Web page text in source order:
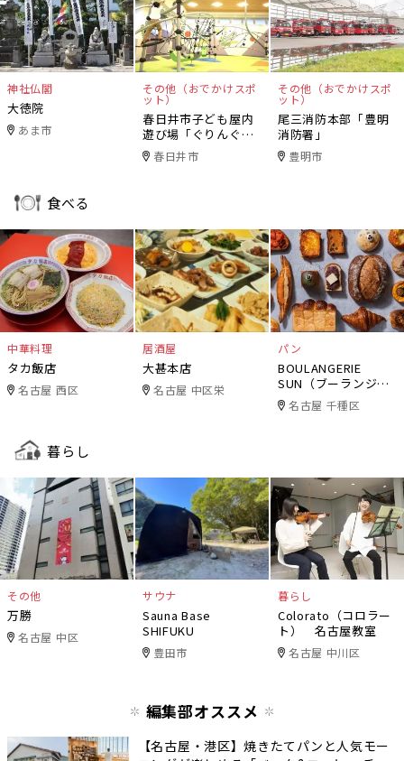
神社仏閣
大徳院
あま市
その他（おでかけスポ
ット）
春日井市子ども屋内
遊び場「ぐりんぐり
ん」春日井市
その他（おでかけスポ
ット）
尾三消防本部「豊明
消防署」
豊明市
食べる
中華料理
タカ飯店
名古屋 西区
居酒屋
大甚本店
名古屋 中区栄
パン
BOULANGERIE
SUN（ブーランジェ
リー・サン）
名古屋 千種区
暮らし
その他
万勝
名古屋 中区
サウナ
Sauna Base
SHIFUKU
豊田市
暮らし
Colorato（コロラー
ト） 名古屋教室
名古屋 中川区
編集部オススメ
【名古屋・港区】焼きたてパンと人気モー